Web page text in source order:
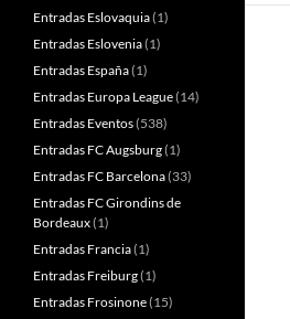
Entradas Eslovaquia(1)
Entradas Eslovenia(1)
Entradas España(1)
Entradas Europa League(14)
Entradas Eventos(538)
Entradas FC Augsburg(1)
Entradas FC Barcelona(33)
Entradas FC Girondins de
Bordeaux(1)
Entradas Francia(1)
Entradas Freiburg(1)
Entradas Frosinone(15)